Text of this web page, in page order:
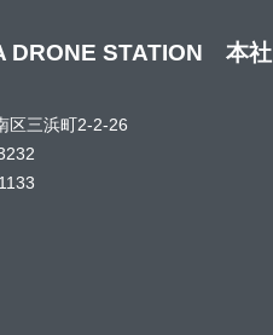
DRONE STATION 本社
区三浜町2-2-26